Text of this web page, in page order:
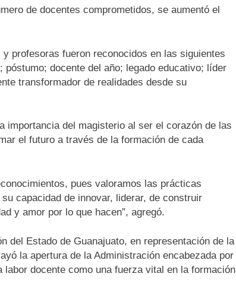
de docentes comprometidos, se aumentó el
profesoras fueron reconocidos en las siguientes
docente del año; legado educativo; líder
transformador de realidades desde su
importancia del magisterio al ser el corazón de las
el futuro a través de la formación de cada
pues valoramos las prácticas
capacidad de innovar, liderar, de construir
y amor por lo que hacen”, agregó.
del Estado de Guanajuato, en representación de la
la apertura de la Administración encabezada por
docente como una fuerza vital en la formación